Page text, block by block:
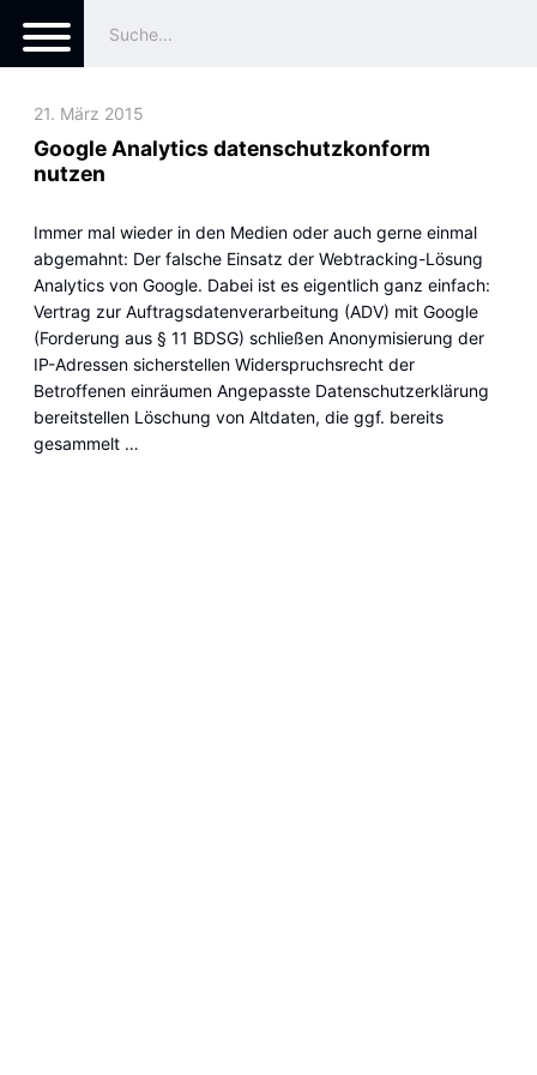
21. März 2015
Google Analytics datenschutzkonform
nutzen
Immer mal wieder in den Medien oder auch gerne einmal
abgemahnt: Der falsche Einsatz der Webtracking-Lösung
Analytics von Google. Dabei ist es eigentlich ganz einfach:
Vertrag zur Auftragsdatenverarbeitung (ADV) mit Google
(Forderung aus § 11 BDSG) schließen Anonymisierung der
IP-Adressen sicherstellen Widerspruchsrecht der
Betroffenen einräumen Angepasste Datenschutzerklärung
bereitstellen Löschung von Altdaten, die ggf. bereits
gesammelt …